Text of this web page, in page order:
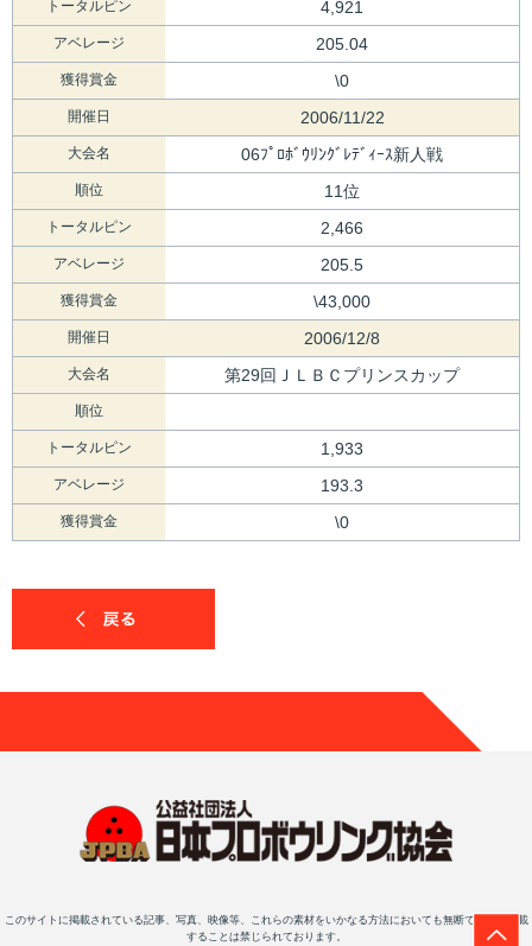
トータルピン 4,921
アベレージ 205.04
獲得賞金 \0
開催日 2006/11/22
大会名 06ﾌﾟﾛﾎﾞｳﾘﾝｸﾞﾚﾃﾞｨｰｽ新人戦
順位 11位
トータルピン 2,466
アベレージ 205.5
獲得賞金 \43,000
開催日 2006/12/8
大会名 第29回ＪＬＢＣプリンスカップ
順位
トータルピン 1,933
アベレージ 193.3
獲得賞金 \0
このサイトに掲載されている記事、写真、映像等、これらの素材をいかなる方法においても無断で複写・転載
することは禁じられております。